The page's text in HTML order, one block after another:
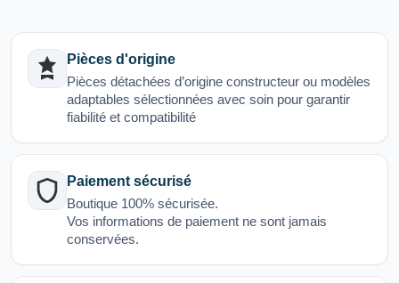
Pièces d'origine
Pièces détachées d’origine constructeur ou modèles
adaptables sélectionnées avec soin pour garantir
fiabilité et compatibilité
Paiement sécurisé
Boutique 100% sécurisée.
Vos informations de paiement ne sont jamais
conservées.